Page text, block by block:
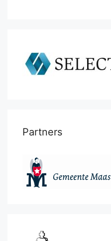
Partners